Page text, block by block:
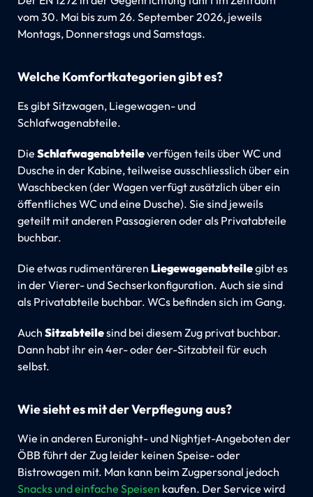
vom 30. Mai bis zum 26. September 2026, jeweils
Montags, Donnerstags und Samstags.
Welche Komfortkategorien gibt es?
Es gibt Sitzwagen, Liegewagen- und
Schlafwagenabteile.
Die Schlafwagenabteileverfügen teils über WC und
Dusche in der Kabine, teilweise ausschliesslich über ein
Waschbecken (der Wagen verfügt zusätzlich über ein
öffentliches WC und eine Dusche). Sie sind jeweils
geteilt mit anderen Passagieren oder als Privatabteile
buchbar.
Die etwas rudimentäreren Liegewagenabteilegibt es
in der Vierer- und Sechserkonfiguration. Auch sie sind
als Privatabteile buchbar. WCs befinden sich im Gang.
Auch Sitzabteilesind bei diesem Zug privat buchbar.
Dann habt ihr ein 4er- oder 6er-Sitzabteil für euch
selbst.
Wie sieht es mit der Verpflegung aus?
Wie in anderen Euronight- und Nightjet-Angeboten der
ÖBB führt der Zug leider keinen Speise- oder
Bistrowagen mit. Man kann beim Zugpersonal jedoch
Snacks und einfache Speisen kaufen. Der Service wird